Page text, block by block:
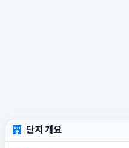
단지 개요